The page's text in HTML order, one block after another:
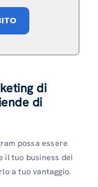
di
di
possa essere
il tuo business dei
a tuo vantaggio.